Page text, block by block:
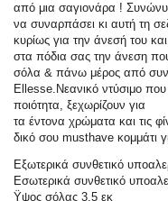
από μια σαγιονάρα !
να συναρπάσει κι αυτή τη
κυρίως για την άνεσή του
στα πόδια σας την άνεση
σόλα & πάνω μέρος από
Ellesse.Νεανικό ντύσιμο
ποιότητα, ξεχωρίζουν για
τα έντονα χρώματα και τις
δικό σου musthave κομμάτι
Εξωτερικά συνθετικό
Εσωτερικά συνθετικό
Ϋψος σόλας 3.5 εκ